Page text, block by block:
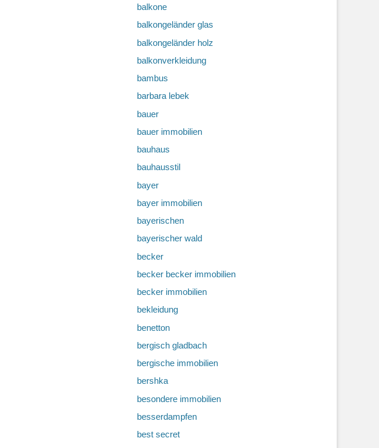
balkone
balkongeländer glas
balkongeländer holz
balkonverkleidung
bambus
barbara lebek
bauer
bauer immobilien
bauhaus
bauhausstil
bayer
bayer immobilien
bayerischen
bayerischer wald
becker
becker becker immobilien
becker immobilien
bekleidung
benetton
bergisch gladbach
bergische immobilien
bershka
besondere immobilien
besserdampfen
best secret